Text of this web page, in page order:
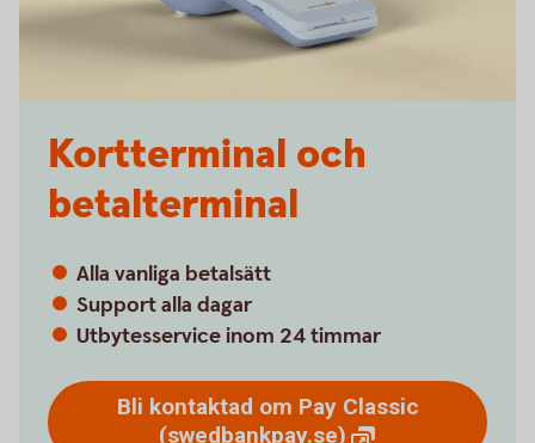
Kortterminal och
betalterminal
Alla vanliga betalsätt
Support alla dagar
Utbytesservice inom 24 timmar
Bli kontaktad om Pay Classic
(swedbankpay.se)